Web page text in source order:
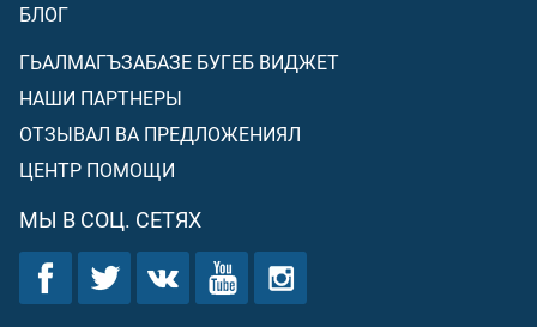
БЛОГ
ГЬАЛМАГЪЗАБАЗЕ БУГЕБ ВИДЖЕТ
НАШИ ПАРТНЕРЫ
ОТЗЫВАЛ ВА ПРЕДЛОЖЕНИЯЛ
ЦЕНТР ПОМОЩИ
МЫ В СОЦ. СЕТЯХ